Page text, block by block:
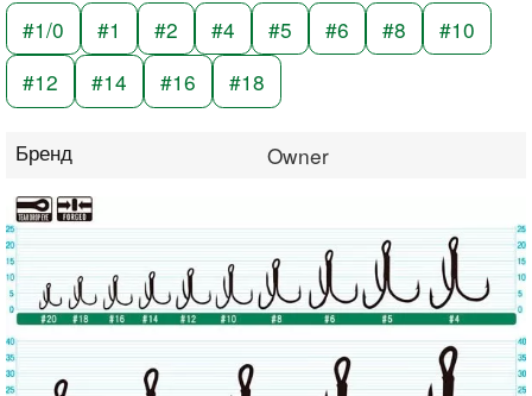
#1/0 #1 #2 #4 #5 #6 #8
#10
#12
#14 #16 #18
Бренд Owner